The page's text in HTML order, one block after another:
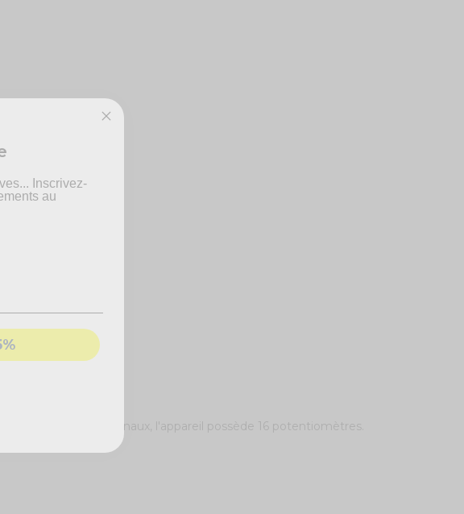
DMX384 !
manuelle des canaux, l'appareil possède 16 potentiomètres.
Inscrivez-
au